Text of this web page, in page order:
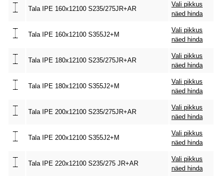
Tala IPE 160x12100 S235/275JR+AR
Vali pikkus
näed hinda
Tala IPE 160x12100 S355J2+M
Vali pikkus
näed hinda
Tala IPE 180x12100 S235/275JR+AR
Vali pikkus
näed hinda
Tala IPE 180x12100 S355J2+M
Vali pikkus
näed hinda
Tala IPE 200x12100 S235/275JR+AR
Vali pikkus
näed hinda
Tala IPE 200x12100 S355J2+M
Vali pikkus
näed hinda
Tala IPE 220x12100 S235/275 JR+AR
Vali pikkus
näed hinda